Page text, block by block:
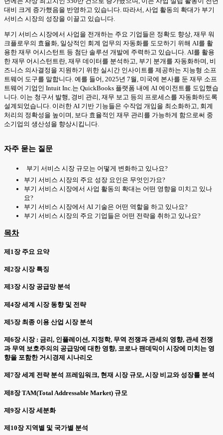
대비 크게 증가했음을 반영하고 있습니다. 따라서, 사업 활동의 확대가 부기
서비스 시장의 성장을 이끌고 있습니다.
부기 서비스 시장에서 사업을 전개하는 주요 기업들은 정확도 향상, 재무 워
크플로우의 효율화, 일상적인 회계 업무의 자동화를 도모하기 위해 AI를 활
용한 재무 어시스턴트 등 첨단 솔루션 개발에 주력하고 있습니다. AI를 활용
한 재무 어시스턴트란, 재무 데이터를 분석하고, 부기 분개를 자동화하며, 비
즈니스 의사결정을 지원하기 위한 실시간 인사이트를 제공하는 지능형 소프
트웨어 도구를 말합니다. 예를 들어, 2025년 7월, 미국에 본사를 둔 재무 소프
트웨어 기업인 Intuit Inc.는 QuickBooks 플랫폼 내에 AI 에이전트를 도입했습
니다. 이는 청구서 발행, 경비 관리, 재무 보고 등의 프로세스를 자동화하도록
설계되었습니다. 이러한 AI 기반 기능들은 수작업 개입을 최소화하고, 회계
처리의 정확성을 높이며, 보다 효율적인 재무 관리를 가능하게 함으로써 중
소기업의 생산성을 향상시킵니다.
자주 묻는 질문
부기 서비스 시장 규모는 어떻게 변화하고 있나요?
부기 서비스 시장의 주요 성장 요인은 무엇인가요?
부기 서비스 시장에서 사업 활동의 확대는 어떤 영향을 미치고 있나
요?
부기 서비스 시장에서 AI 기술은 어떤 역할을 하고 있나요?
부기 서비스 시장의 주요 기업들은 어떤 전략을 취하고 있나요?
목차
제1장 주요 요약
제2장 시장 특징
제3장 시장 공급망 분석
제4장 세계 시장 동향 및 전략
제5장 최종 이용 산업 시장 분석
제6장 시장 : 금리, 인플레이션, 지정학, 무역 전쟁과 관세의 영향, 관세 전쟁
과 무역 보호주의의 공급망에 대한 영향, 코로나 팬데믹이 시장에 미치는 영
향을 포함한 거시경제 시나리오
제7장 세계 전략 분석 프레임워크, 현재 시장 규모, 시장 비교와 성장률 분석
제8장 TAM(Total Addressable Market) 규모
제9장 시장 세분화
제10장 지역별 및 국가별 분석